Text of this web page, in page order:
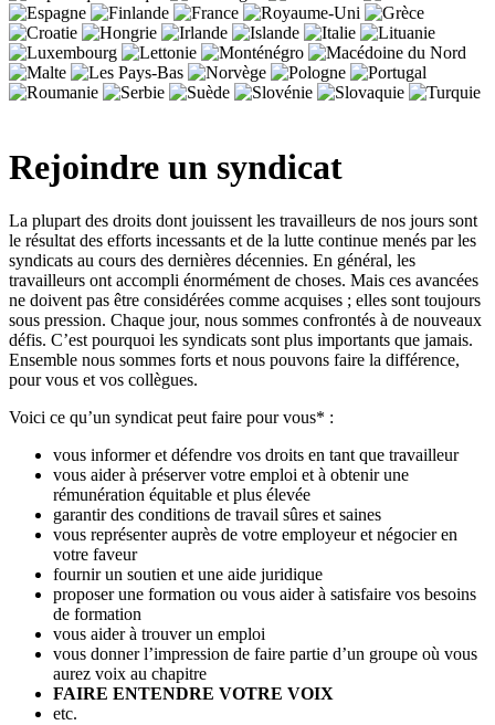
Rejoindre un syndicat
La plupart des droits dont jouissent les travailleurs de nos jours sont
le résultat des efforts incessants et de la lutte continue menés par les
syndicats au cours des dernières décennies. En général, les
travailleurs ont accompli énormément de choses. Mais ces avancées
ne doivent pas être considérées comme acquises ; elles sont toujours
sous pression. Chaque jour, nous sommes confrontés à de nouveaux
défis. C’est pourquoi les syndicats sont plus importants que jamais.
Ensemble nous sommes forts et nous pouvons faire la différence,
pour vous et vos collègues.
Voici ce qu’un syndicat peut faire pour vous* :
vous informer et défendre vos droits en tant que travailleur
vous aider à préserver votre emploi et à obtenir une
rémunération équitable et plus élevée
garantir des conditions de travail sûres et saines
vous représenter auprès de votre employeur et négocier en
votre faveur
fournir un soutien et une aide juridique
proposer une formation ou vous aider à satisfaire vos besoins
de formation
vous aider à trouver un emploi
vous donner l’impression de faire partie d’un groupe où vous
aurez voix au chapitre
FAIRE ENTENDRE VOTRE VOIX
etc.